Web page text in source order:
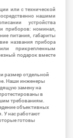
или с технической
нашими
устройства
приборов: номинал,
питания, габариты
названия прибора
прикрепленным
подарок вместе
размер отдельной
Наши инженеры
замену на
в
требованиям.
объективных
У нас работают
готовы